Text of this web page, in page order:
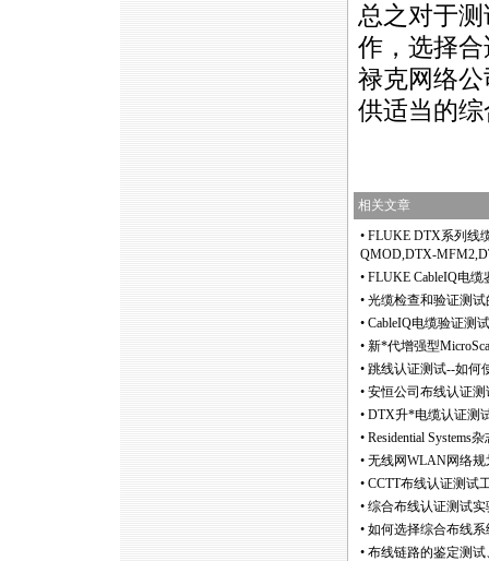
总之对于
作，选择
禄克网络
供适当的
相关文章
• FLUKE DTX系列线
QMOD,DTX-
• FLUKE CableIQ电
• 光缆检查和验证测
• CableIQ电缆验证测
• 新*代增强型
• 跳线认证测试--如何
• 安恒公司布线认证测
• DTX升*电缆认证测
• Residential Systems
• 无线网WLAN网络
• CCTT布线认证测试
• 综合布线认证测试实
• 如何选择综合布线
• 布线链路的鉴定测